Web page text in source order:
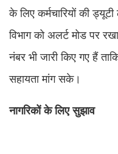
के लिए कर्मचारियों की
विभाग को अलर्ट मोड पर
नंबर भी जारी किए गए हैं
सहायता मांग सके।
नागरिकों के लिए सुझाव